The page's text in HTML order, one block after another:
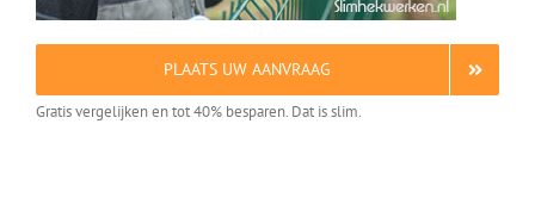
PLAATS UW AANVRAAG
Gratis vergelijken en tot 40% besparen. Dat is slim.